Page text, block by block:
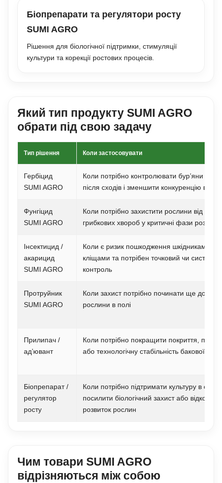
Біопрепарати та регулятори росту
SUMI AGRO
Рішення для біологічної підтримки, стимуляції
культури та корекції ростових процесів.
Який тип продукту SUMI AGRO
обрати під свою задачу
Тип рішення Коли застосовувати
Гербіцид
SUMI AGRO
Коли потрібно контролювати бур’яни до
після сходів і зменшити конкуренцію в
Фунгіцид
SUMI AGRO
Коли потрібно захистити рослини від
грибкових хвороб у критичні фази розвитку
Інсектицид /
акарицид
SUMI AGRO
Коли є ризик пошкодження шкідниками
кліщами та потрібен точковий чи
контроль
Протруйник
SUMI AGRO
Коли захист потрібно починати ще до
рослини в полі
Прилипач /
ад’ювант
Коли потрібно покращити покриття,
або технологічну стабільність бакової
Біопрепарат /
регулятор
росту
Коли потрібно підтримати культуру в
посилити біологічний захист або
розвиток рослин
Чим товари SUMI AGRO
відрізняються між собою